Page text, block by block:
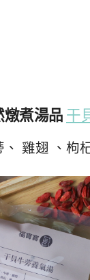
煮湯品 干
雞翅 、枸